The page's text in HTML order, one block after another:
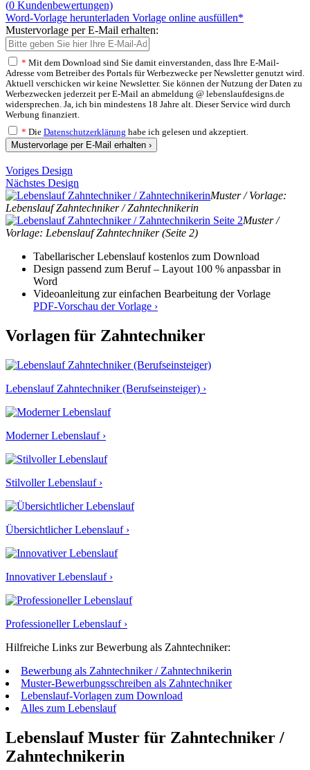
(0 Kundenbewertungen)
Word-Vorlage herunterladen Vorlage online ausfüllen*
Mustervorlage per E-Mail erhalten:
* Mit dem Download sind Sie damit einverstanden, dass Ihre E-Mail-
Adresse vom Betreiber des Portals für Werbezwecke per Newsletter genutzt wird.
Aktuell verschicken wir keine Newsletter. Sie können der Nutzung der Daten zu
Werbezwecken jederzeit per E-Mail an abmeldung @ lebenslaufdesigns.de
widersprechen. Ja, ich bin mindestens 18 Jahre alt. Dieser Service wird durch
Werbung finanziert.
* Die Datenschutzerklärung habe ich gelesen und akzeptiert.
Mustervorlage per E-Mail erhalten ›
Voriges Design
Nächstes Design
Muster / Vorlage:
Lebenslauf Zahntechniker / Zahntechnikerin
Muster /
Vorlage: Lebenslauf Zahntechniker (Seite 2)
Tabellarischer Lebenslauf kostenlos zum Download
Design passend zum Beruf – Layout 100 % anpassbar in
Word
Videoanleitung zur einfachen Bearbeitung der Vorlage
PDF-Vorschau der Vorlage ›
Vorlagen für Zahntechniker
Lebenslauf Zahntechniker (Berufseinsteiger) ›
Moderner Lebenslauf ›
Stilvoller Lebenslauf ›
Übersichtlicher Lebenslauf ›
Innovativer Lebenslauf ›
Professioneller Lebenslauf ›
Hilfreiche Links zur Bewerbung als Zahntechniker:
Bewerbung als Zahntechniker / Zahntechnikerin
Muster-Bewerbungsschreiben als Zahntechniker
Lebenslauf-Vorlagen zum Download
Alles zum Lebenslauf
Lebenslauf Muster für Zahntechniker /
Zahntechnikerin